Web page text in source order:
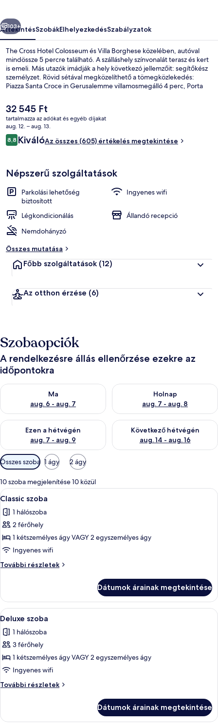
Következő
103+
ÁttekintésSzobákElhelyezkedésSzabályzatok
The Cross Hotel Colosseum és Villa Borghese közelében, autóval
mindössze 5 percre található. A szálláshely színvonalát terasz és kert
is emeli. Más utazók imádják a hely következó jellemzőit: segítőkész
személyzet. Rövid sétával megközelíthető a tömegközlekedés:
Piazza Santa Croce in Gerusalemme villamosmegálló 4 perc, Porta
A
jelenlegi
ár
32 545 Ft
32 545 Ft
tartalmazza az adókat és egyéb díjakat
aug. 12. – aug. 13.
Értékelések
8,88,8 ennyiből: 10
KiválóAz összes (605) értékelés megtekintése
Népszerű szolgáltatások
Parkolási lehetőség
biztosított
Ingyenes wifi
Légkondicionálás
Állandó recepció
Nemdohányzó
Összes mutatása
Főbb szolgáltatások (12)
Az otthon érzése (6)
Szobaopciók
A rendelkezésre állás ellenőrzése ezekre az
időpontokra
Ma
aug. 6 - aug. 7
A ma esti rendelkezésre állás ellenőrzése: aug. 6 - aug. 7
Holnap
aug. 7 - aug. 8
A holnapi rendelkezésre állás
Ezen a hétvégén
aug. 7 - aug. 9
A mostani hétvégi rendelkezésre állás ellenőrzése: aug. 7 -
Következő hétvégén
aug. 14 - aug. 16
A következő hétvégi
Szobákhoz
rendelkezésre
álló
szűrők
Összes szoba 1 ágy 2 ágy
10 szoba megjelenítése 10 közül
A
következő
szoba
összes
képének
megtekintése:
Classic
szoba
Egy gondosan megterített ágy,
13
Classic szoba
1 hálószoba
2 férőhely
1 kétszemélyes ágy VAGY 2 egyszemélyes ágy
Ingyenes wifi
További részletek
Classic
Dátumok árainak megtekintése
A
következő
szoba
összes
képének
megtekintése:
Deluxe
szoba
Egy szállodai szoba, amelyben egy
13
Deluxe szoba
1 hálószoba
3 férőhely
1 kétszemélyes ágy VAGY 2 egyszemélyes ágy
Ingyenes wifi
További részletek
Deluxe
Dátumok árainak megtekintése